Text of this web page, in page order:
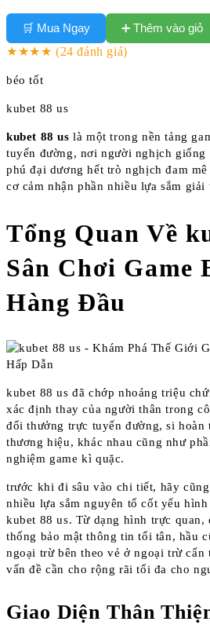
🛒 Mua Ngay ➕ Thêm vào giỏ
★★★★ (24 đánh giá)
béo tốt
kubet 88 us
kubet 88 us là một trong nền tảng
tuyến đường, nơi người nghịch giống
phú đại dương hết trò nghịch đam
cơ cảm nhận phần nhiều lựa sắm giải
Tổng Quan Về
Sân Chơi Game
Hàng Đầu
kubet 88 us đã chớp nhoáng triệu
xác định thay của người thân trong
đổi thưởng trực tuyến đường, si
thương hiệu, khác nhau cũng như
nghiệm game kì quặc.
trước khi đi sâu vào chi tiết, hãy
nhiều lựa sắm nguyên tố cốt yếu
kubet 88 us. Từ dạng hình trực quan,
thống bảo mật thông tin tối tân, hầu
ngoại trừ bên theo vẻ ở ngoại trừ cẩn
vấn đề cần cho rộng rãi tối đa cho
Giao Diện Thân